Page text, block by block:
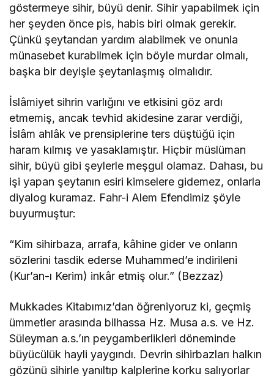
göstermeye sihir, büyü denir. Sihir yapabilmek için
her şeyden önce pis, habis biri olmak gerekir.
Çünkü şeytandan yardım alabilmek ve onunla
münasebet kurabilmek için böyle murdar olmalı,
başka bir deyişle şeytanlaşmış olmalıdır.
İslâmiyet sihrin varlığını ve etkisini göz ardı
etmemiş, ancak tevhid akidesine zarar verdiği,
İslâm ahlâk ve prensiplerine ters düştüğü için
haram kılmış ve yasaklamıştır. Hiçbir müslüman
sihir, büyü gibi şeylerle meşgul olamaz. Dahası, bu
işi yapan şeytanın esiri kimselere gidemez, onlarla
diyalog kuramaz. Fahr-i Alem Efendimiz şöyle
buyurmuştur:
“Kim sihirbaza, arrafa, kâhine gider ve onların
sözlerini tasdik ederse Muhammed’e indirileni
(Kur’an-ı Kerim) inkâr etmiş olur.” (Bezzaz)
Mukkades Kitabımız’dan öğreniyoruz ki, geçmiş
ümmetler arasında bilhassa Hz. Musa a.s. ve Hz.
Süleyman a.s.’ın peygamberlikleri döneminde
büyücülük hayli yaygındı. Devrin sihirbazları halkın
gözünü sihirle yanıltıp kalplerine korku salıyorlar